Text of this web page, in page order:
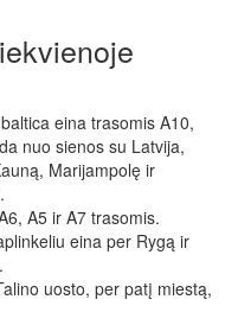
eina trasomis A10,
nuo sienos su Latvija,
Marijampolę ir
A5 ir A7 trasomis.
eina per Rygą ir
uosto, per patį miestą,